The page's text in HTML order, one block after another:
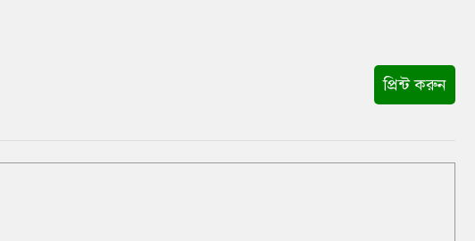
প্রিন্ট করুন